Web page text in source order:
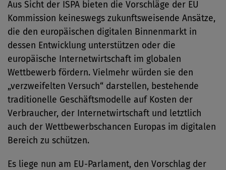
Aus Sicht der ISPA bieten die Vorschläge der EU
Kommission keineswegs zukunftsweisende Ansätze,
die den europäischen digitalen Binnenmarkt in
dessen Entwicklung unterstützen oder die
europäische Internetwirtschaft im globalen
Wettbewerb fördern. Vielmehr würden sie den
„verzweifelten Versuch“ darstellen, bestehende
traditionelle Geschäftsmodelle auf Kosten der
Verbraucher, der Internetwirtschaft und letztlich
auch der Wettbewerbschancen Europas im digitalen
Bereich zu schützen.
Es liege nun am EU-Parlament, den Vorschlag der